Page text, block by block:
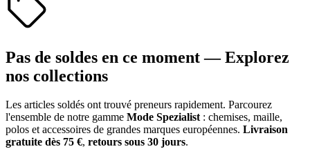
Pas de soldes en ce moment — Explorez
nos collections
Les articles soldés ont trouvé preneurs rapidement. Parcourez
l'ensemble de notre gamme Mode Spezialist: chemises, maille,
polos et accessoires de grandes marques européennes. Livraison
gratuite dès 75 €, retours sous 30 jours.